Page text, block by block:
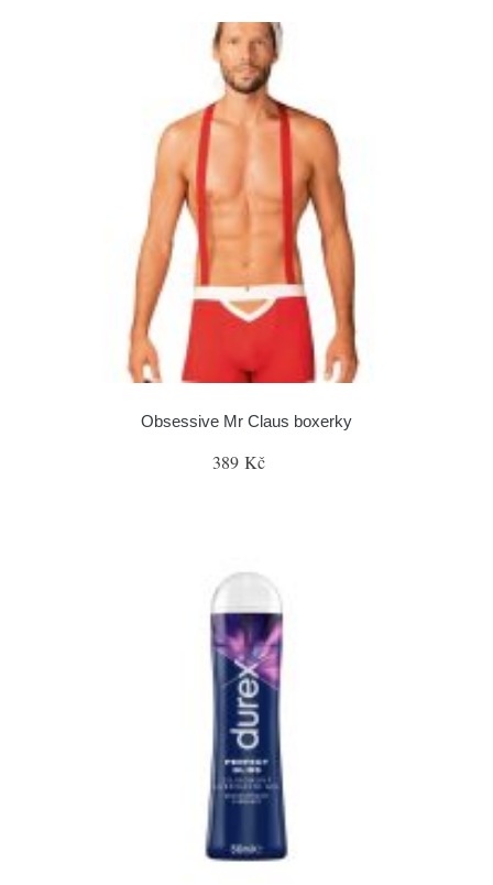
Obsessive Mr Claus boxerky
389 Kč